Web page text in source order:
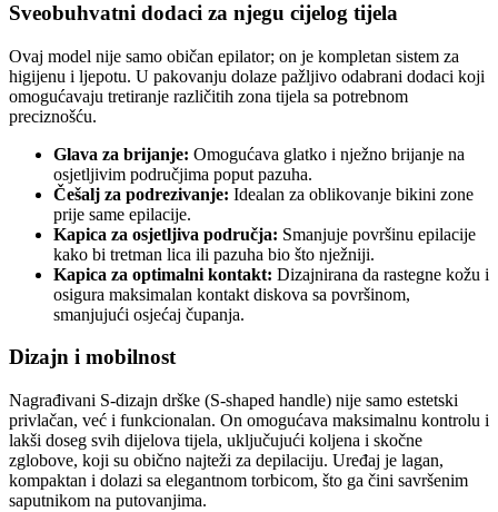
Sveobuhvatni dodaci za njegu cijelog tijela
Ovaj model nije samo običan epilator; on je kompletan sistem za
higijenu i ljepotu. U pakovanju dolaze pažljivo odabrani dodaci koji
omogućavaju tretiranje različitih zona tijela sa potrebnom
preciznošću.
Glava za brijanje: Omogućava glatko i nježno brijanje na
osjetljivim područjima poput pazuha.
Češalj za podrezivanje: Idealan za oblikovanje bikini zone
prije same epilacije.
Kapica za osjetljiva područja: Smanjuje površinu epilacije
kako bi tretman lica ili pazuha bio što nježniji.
Kapica za optimalni kontakt: Dizajnirana da rastegne kožu i
osigura maksimalan kontakt diskova sa površinom,
smanjujući osjećaj čupanja.
Dizajn i mobilnost
Nagrađivani S-dizajn drške (S-shaped handle) nije samo estetski
privlačan, već i funkcionalan. On omogućava maksimalnu kontrolu i
lakši doseg svih dijelova tijela, uključujući koljena i skočne
zglobove, koji su obično najteži za depilaciju. Uređaj je lagan,
kompaktan i dolazi sa elegantnom torbicom, što ga čini savršenim
saputnikom na putovanjima.